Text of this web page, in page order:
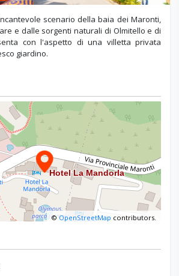
scenario della baia dei Maronti,
e dalle sorgenti naturali di Olmitello e di
con l'aspetto di una villetta privata
giardino.
©OpenStreetMap contributors.